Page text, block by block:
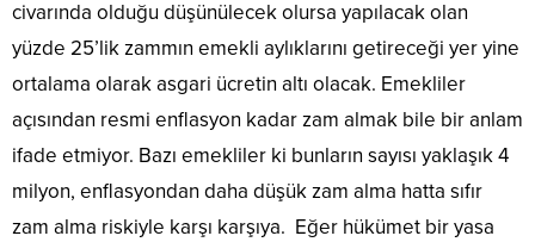
civarında olduğu düşünülecek olursa yapılacak olan
yüzde 25’lik zammın emekli aylıklarını getireceği yer yine
ortalama olarak asgari ücretin altı olacak. Emekliler
açısından resmi enflasyon kadar zam almak bile bir anlam
ifade etmiyor. Bazı emekliler ki bunların sayısı yaklaşık 4
milyon, enflasyondan daha düşük zam alma hatta sıfır
zam alma riskiyle karşı karşıya. Eğer hükümet bir yasa